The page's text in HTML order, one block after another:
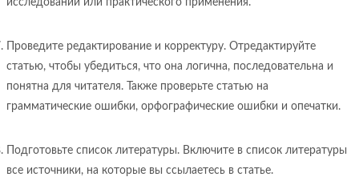
исследований или практического применения.
Проведите редактирование и корректуру. Отредактируйте
статью, чтобы убедиться, что она логична, последовательна и
понятна для читателя. Также проверьте статью на
грамматические ошибки, орфографические ошибки и опечатки.
Подготовьте список литературы. Включите в список литературы
все источники, на которые вы ссылаетесь в статье.